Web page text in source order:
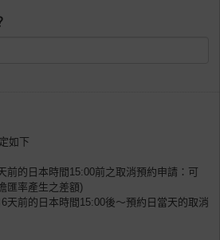
如下
前的日本時間15:00前之取消預約申請：可
匯率產生之差額)
天前的日本時間15:00後〜預約日當天的取消